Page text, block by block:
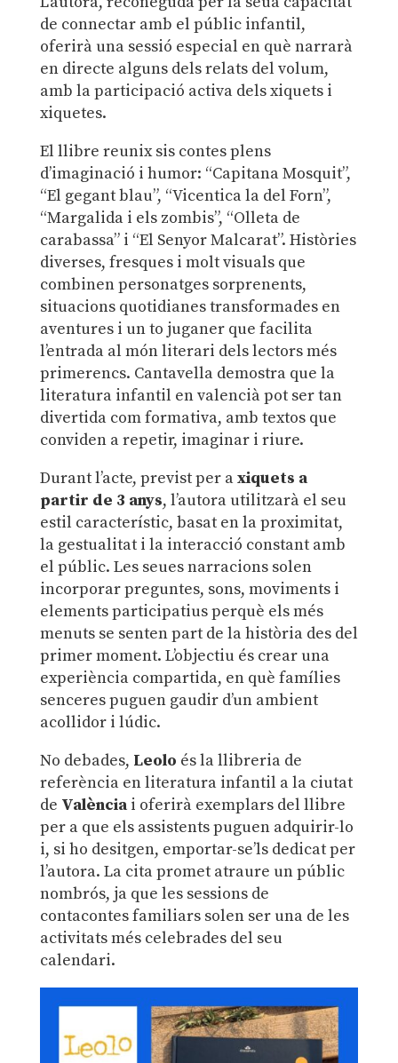
de connectar amb el públic infantil,
oferirà una sessió especial en què narrarà
en directe alguns dels relats del volum,
amb la participació activa dels xiquets i
xiquetes.
El llibre reunix sis contes plens
d’imaginació i humor: “Capitana Mosquit”,
“El gegant blau”, “Vicentica la del Forn”,
“Margalida i els zombis”, “Olleta de
carabassa” i “El Senyor Malcarat”. Històries
diverses, fresques i molt visuals que
combinen personatges sorprenents,
situacions quotidianes transformades en
aventures i un to juganer que facilita
l’entrada al món literari dels lectors més
primerencs. Cantavella demostra que la
literatura infantil en valencià pot ser tan
divertida com formativa, amb textos que
conviden a repetir, imaginar i riure.
Durant l’acte, previst per axiquets a
partir de 3 anys, l’autora utilitzarà el seu
estil característic, basat en la proximitat,
la gestualitat i la interacció constant amb
el públic. Les seues narracions solen
incorporar preguntes, sons, moviments i
elements participatius perquè els més
menuts se senten part de la història des del
primer moment. L’objectiu és crear una
experiència compartida, en què famílies
senceres puguen gaudir d’un ambient
acollidor i lúdic.
No debades, Leolo és la llibreria de
referència en literatura infantil a la ciutat
de Valènciai oferirà exemplars del llibre
per a que els assistents puguen adquirir-lo
i, si ho desitgen, emportar-se’ls dedicat per
l’autora. La cita promet atraure un públic
nombrós, ja que les sessions de
contacontes familiars solen ser una de les
activitats més celebrades del seu
calendari.